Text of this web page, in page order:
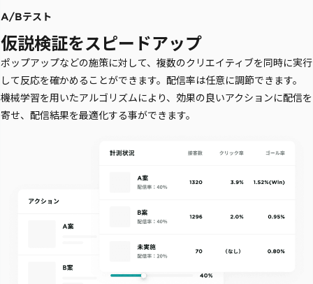
A/Bテスト
仮説検証をスピードアップ
ポップアップなどの施策に対して、複数のクリエイティブを同時に実行
して反応を確かめることができます。配信率は任意に調節できます。
機械学習を用いたアルゴリズムにより、効果の良いアクションに配信を
寄せ、配信結果を最適化する事ができます。